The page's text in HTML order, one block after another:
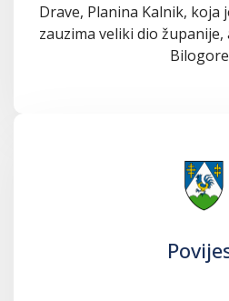
Drave, Planina Kalnik, koja
zauzima veliki dio